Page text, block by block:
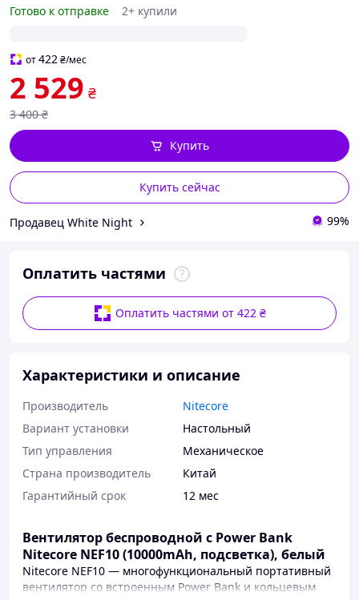
Готово к отправке
2+ купили
от422₴/мес
2 529 ₴
3 400 ₴
Купить сейчас
Купить
Продавец White Night 99%
Оплатить частями
Оплатить частями от 422 ₴
Характеристики и описание
Производитель
Nitecore
Вариант установки
Настольный
Тип управления
Механическое
Страна производитель
Китай
Гарантийный срок
12 мес
Вентилятор беспроводной с Power Bank
Nitecore NEF10 (10000mAh, подсветка), белый
Nitecore NEF10 — многофункциональный портативный
вентилятор со встроенным Power Bank и кольцевым